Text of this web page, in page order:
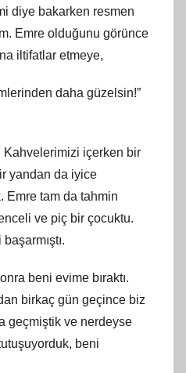
diye bakarken resmen
Emre olduğunu görünce
iltifatlar etmeye,
daha güzelsin!”
Kahvelerimizi içerken bir
yandan da iyice
Emre tam da tahmin
ve piç bir çocuktu.
beni evime bıraktı.
birkaç gün geçince biz
geçmiştik ve nerdeyse
beni